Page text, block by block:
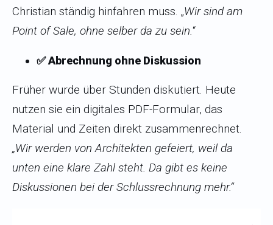
Christian ständig hinfahren muss. „Wir sind am
Point of Sale, ohne selber da zu sein.“
✅ Abrechnung ohne Diskussion
Früher wurde über Stunden diskutiert. Heute
nutzen sie ein digitales PDF-Formular, das
Material und Zeiten direkt zusammenrechnet.
„Wir werden von Architekten gefeiert, weil da
unten eine klare Zahl steht. Da gibt es keine
Diskussionen bei der Schlussrechnung mehr.“